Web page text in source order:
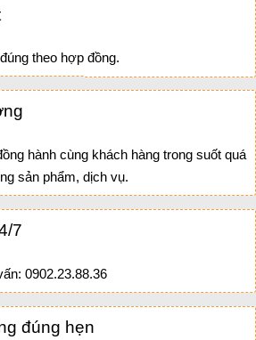
theo hợp đồng.
hành cùng khách hàng trong suốt quá
sản phẩm, dịch vụ.
7
0902.23.88.36
đúng hẹn